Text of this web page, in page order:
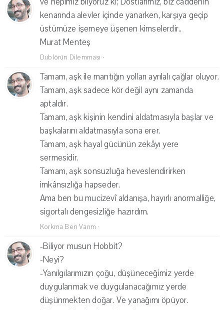
kenarında alevler içinde yanarken, karşıya geçip
üstümüze işemeye üşenen kimselerdir..
Murat Menteş
Dublörün Dilemması ·
Tamam, aşk ile mantığın yolları ayrılalı çağlar oluyor.
Tamam, aşk sadece kör değil aynı zamanda
aptaldır.
Tamam, aşk kişinin kendini aldatmasıyla başlar ve
başkalarını aldatmasıyla sona erer.
Tamam, aşk hayal gücünün zekâyı yere
sermesidir.
Tamam, aşk sonsuzluğa heveslendirirken
imkânsızlığa hapseder.
Ama ben bu mucizevî aldanışa, hayırlı anormalliğe,
sigortalı dengesizliğe hazırdım.
Korkma Ben Varım ·
-Biliyor musun Hobbit?
-Neyi?
-Yanılgılarımızın çoğu, düşüneceğimiz yerde
duygulanmak ve duygulanacağımız yerde
düşünmekten doğar. Ve yanağımı öpüyor.